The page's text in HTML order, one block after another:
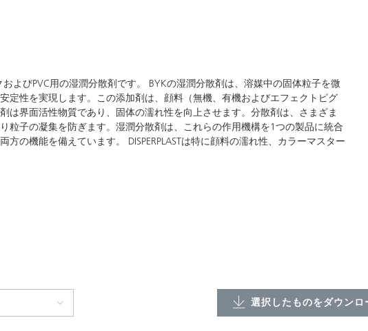
およびPVC用の湿潤分散剤です。 BYKの湿潤分散剤は、溶媒中の固体粒子を微
定性を実現します。この添加剤は、顔料（無機、有機およびエフェクトピグ
は界面活性物質であり、固体の濡れ性を向上させます。分散剤は、さまざま
粒子の凝集を防ぎます。湿潤分散剤は、これらの作用機構を1つの製品に統合
の機能を備えています。 DISPERPLASTは特に顔料の濡れ性、カラーマスター
選択したものをダウンロ